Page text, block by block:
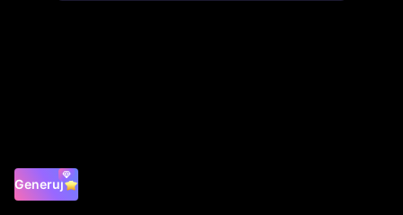
Generuj